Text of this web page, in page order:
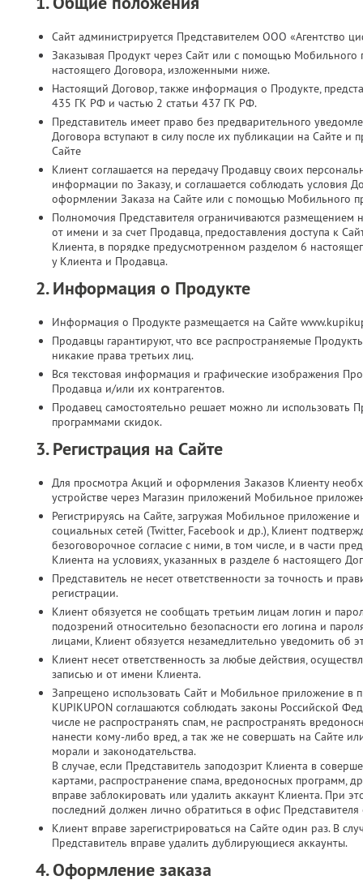
Сайт администрируется Представителем ООО «Агентство
Заказывая Продукт через Сайт или с помощью Мобильного
настоящего Договора, изложенными ниже.
Настоящий Договор, также информация о Продукте,
435 ГК РФ и частью 2 статьи 437 ГК РФ.
Представитель имеет право без предварительного
Договора вступают в силу после их публикации на Сайте
Сайте
Клиент соглашается на передачу Продавцу своих
информации по Заказу, и соглашается соблюдать условия
оформлении Заказа на Сайте или с помощью Мобильного
Полномочия Представителя ограничиваются
от имени и за счет Продавца, предоставления доступа к
Клиента, в порядке предусмотренном разделом 6
у Клиента и Продавца.
2. Информация о Продукте
Информация о Продукте размещается на Сайте
Продавцы гарантируют, что все распространяемые
никакие права третьих лиц.
Вся текстовая информация и графические изображения
Продавца и/или их контрагентов.
Продавец самостоятельно решает можно ли
программами скидок.
3. Регистрация на Сайте
Для просмотра Акций и оформления Заказов Клиенту
устройстве через Магазин приложений Мобильное
Регистрируясь на Сайте, загружая Мобильное приложение
социальных сетей (Twitter, Facebook и др.), Клиент
безоговорочное согласие с ними, в том числе, и в части
Клиента на условиях, указанных в разделе 6 настоящего
Представитель не несет ответственности за точность и
регистрации.
Клиент обязуется не сообщать третьим лицам логин и
подозрений относительно безопасности его логина и
лицами, Клиент обязуется незамедлительно уведомить об
Клиент несет ответственность за любые действия,
записью и от имени Клиента.
Запрещено использовать Сайт и Мобильное приложение в
KUPIKUPON соглашаются соблюдать законы Российской
числе не распространять спам, не распространять
нанести кому-либо вред, а так же не совершать на Сайте
морали и законодательства.
В случае, если Представитель заподозрит Клиента в
картами, распространение спама, вредоносных программ,
вправе заблокировать или удалить аккаунт Клиента. При
последний должен лично обратиться в офис Представителя
Клиент вправе зарегистрироваться на Сайте один раз. В
Представитель вправе удалить дублирующиеся аккаунты.
4. Оформление заказа